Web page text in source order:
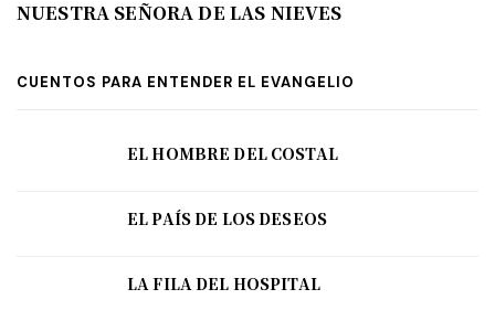
NUESTRA SEÑORA DE LAS NIEVES
CUENTOS PARA ENTENDER EL EVANGELIO
EL HOMBRE DEL COSTAL
EL PAÍS DE LOS DESEOS
LA FILA DEL HOSPITAL